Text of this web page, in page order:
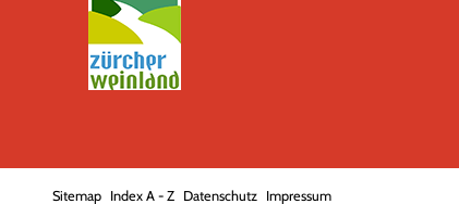
Sitemap Index A - Z Datenschutz Impressum